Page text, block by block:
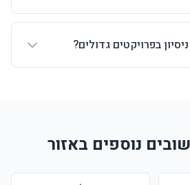
בפרויקטים גדולים?
נוספים באזור